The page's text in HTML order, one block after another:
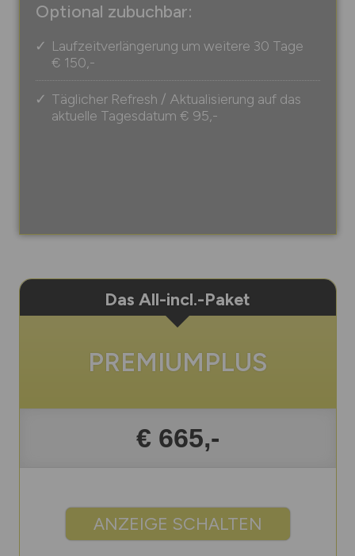
Optional zubuchbar:
Laufzeitverlängerung um weitere 30 Tage
€ 150,-
Täglicher Refresh / Aktualisierung auf das
aktuelle Tagesdatum € 95,-
Das All-incl.-Paket
PREMIUMPLUS
€ 665,-
ANZEIGE SCHALTEN